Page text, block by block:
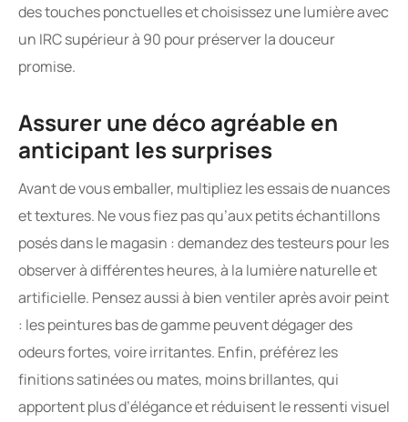
des touches ponctuelles et choisissez une lumière avec
un IRC supérieur à 90 pour préserver la douceur
promise.
Assurer une déco agréable en
anticipant les surprises
Avant de vous emballer, multipliez les essais de nuances
et textures. Ne vous fiez pas qu’aux petits échantillons
posés dans le magasin : demandez des testeurs pour les
observer à différentes heures, à la lumière naturelle et
artificielle. Pensez aussi à bien ventiler après avoir peint
: les peintures bas de gamme peuvent dégager des
odeurs fortes, voire irritantes. Enfin, préférez les
finitions satinées ou mates, moins brillantes, qui
apportent plus d’élégance et réduisent le ressenti visuel